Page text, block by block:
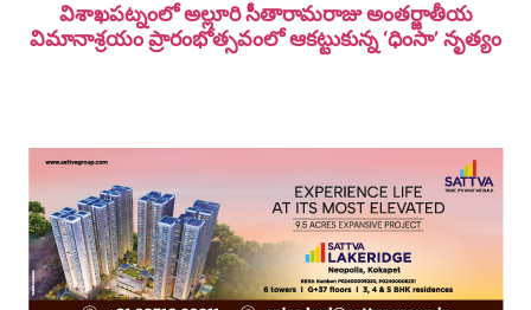
విశాఖపట్నంలో అల్లూరి సీతారామ‌రాజు అంత‌ర్జాతీయ
విమానాశ్ర‌యం ప్రారంభోత్సవంలో ఆకట్టుకున్న ‘ధింసా’ నృత్యం